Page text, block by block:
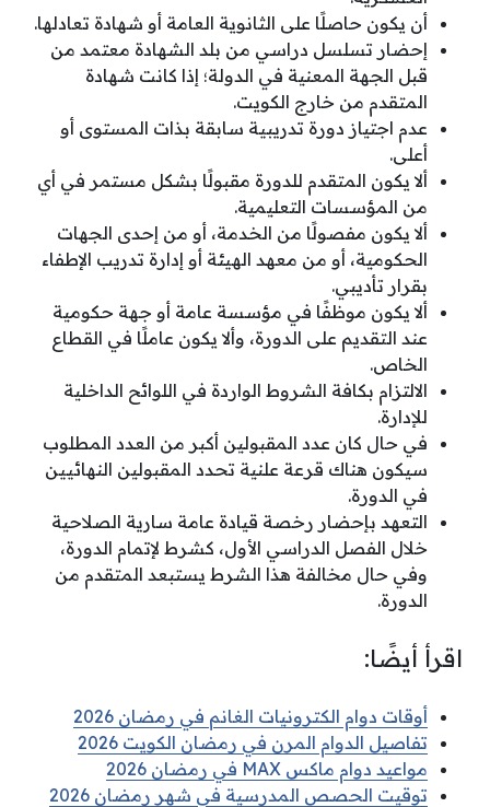
أن يكون حاصلًا على الثانوية العامة أو شهادة تعادلها.
إحضار تسلسل دراسي من بلد الشهادة معتمد من
قبل الجهة المعنية في الدولة؛ إذا كانت شهادة
المتقدم من خارج الكويت.
عدم اجتياز دورة تدريبية سابقة بذات المستوى أو
أعلى.
ألا يكون المتقدم للدورة مقبولًا بشكل مستمر في أي
من المؤسسات التعليمية.
ألا يكون مفصولًا من الخدمة، أو من إحدى الجهات
الحكومية، أو من معهد الهيئة أو إدارة تدريب الإطفاء
بقرار تأديبي.
ألا يكون موظفًا في مؤسسة عامة أو جهة حكومية
عند التقديم على الدورة، وألا يكون عاملًا في القطاع
الخاص.
الالتزام بكافة الشروط الواردة في اللوائح الداخلية
للإدارة.
في حال كان عدد المقبولين أكبر من العدد المطلوب
سيكون هناك قرعة علنية تحدد المقبولين النهائيين
في الدورة.
التعهد بإحضار رخصة قيادة عامة سارية الصلاحية
خلال الفصل الدراسي الأول، كشرط لإتمام الدورة،
وفي حال مخالفة هذا الشرط يستبعد المتقدم من
الدورة.
اقرأ أيضًا:
أوقات دوام الكترونيات الغانم في رمضان 2026
تفاصيل الدوام المرن في رمضان الكويت 2026
مواعيد دوام ماكس MAX في رمضان 2026
توقيت الحصص المدرسية في شهر رمضان 2026